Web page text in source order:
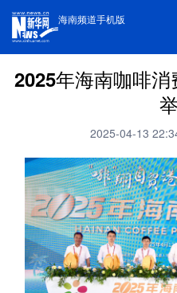
海南频道手机版
2025年海南咖啡
2025-04-13